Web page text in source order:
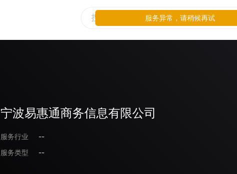
宁波易惠通商务信息有限公司
服务行业
--
服务类型
--
服务异常，请稍候再试